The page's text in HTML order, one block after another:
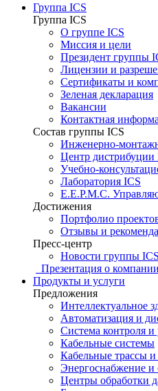
Группа ICS
Группа ICS
О группе ICS
Миссия и цели
Президент группы
Лицензии и
Сертификаты и
Зеленая декларация
Вакансии
Контактная
Состав группы ICS
Инженерно-
Центр дистрибуции
Учебно-
Лаборатория ICS
E.E.P.M.C.
Достижения
Портфолио
Отзывы и
Пресс-центр
Новости группы ICS
Презентация о компании
Продукты и услуги
Предложения
Интеллектуальное
Автоматизация и
Система контроля и
Кабельные системы
Кабельные трассы
Энергоснабжение и
Центры обработки